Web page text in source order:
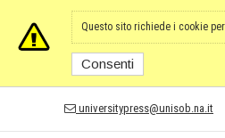
Questo sito richiede i cookie
Consenti
universitypress@unisob.na.it